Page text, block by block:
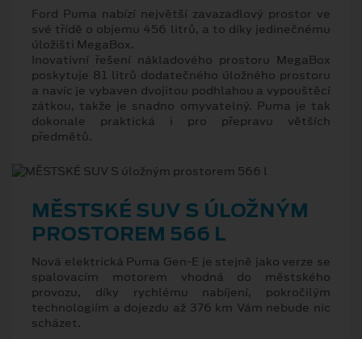
Ford Puma nabízí největší zavazadlový prostor ve
své třídě o objemu 456 litrů, a to díky jedinečnému
úložišti MegaBox.
Inovativní řešení nákladového prostoru MegaBox
poskytuje 81 litrů dodatečného úložného prostoru
a navíc je vybaven dvojitou podhlahou a vypouštěcí
zátkou, takže je snadno omyvatelný. Puma je tak
dokonale praktická i pro přepravu větších
předmětů.
MĚSTSKÉ SUV S ÚLOŽNÝM
PROSTOREM 566 L
Nová elektrická Puma Gen-E je stejně jako verze se
spalovacím motorem vhodná do městského
provozu, díky rychlému nabíjení, pokročilým
technologiím a dojezdu až 376 km Vám nebude nic
scházet.